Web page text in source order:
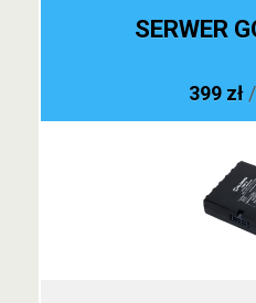
SERWER
399 zł